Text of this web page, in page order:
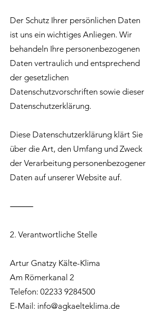
Der Schutz Ihrer persönlichen Daten
ist uns ein wichtiges Anliegen. Wir
behandeln Ihre personenbezogenen
Daten vertraulich und entsprechend
der gesetzlichen
Datenschutzvorschriften sowie dieser
Datenschutzerklärung.
Diese Datenschutzerklärung klärt Sie
über die Art, den Umfang und Zweck
der Verarbeitung personenbezogener
Daten auf unserer Website auf.
⸻
2. Verantwortliche Stelle
Artur Gnatzy Kälte-Klima
Am Römerkanal 2
Telefon: 02233 9284500
E-Mail: info@agkaelteklima.de